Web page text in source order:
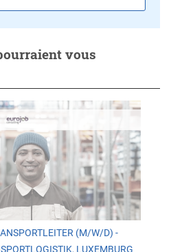
vous
(M/W/D) -